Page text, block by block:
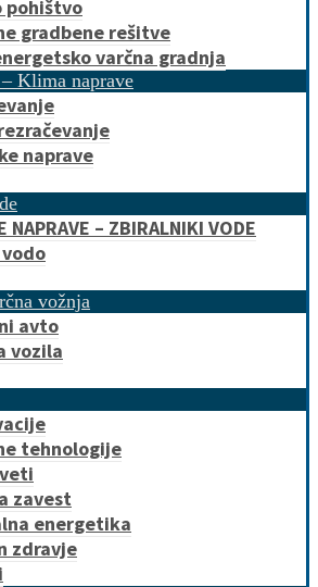
pohištvo
gradbene rešitve
varčna gradnja
Klima naprave
naprave
NAPRAVE – ZBIRALNIKI VODE
vožnja
avto
vozila
tehnologije
zavest
energetika
zdravje